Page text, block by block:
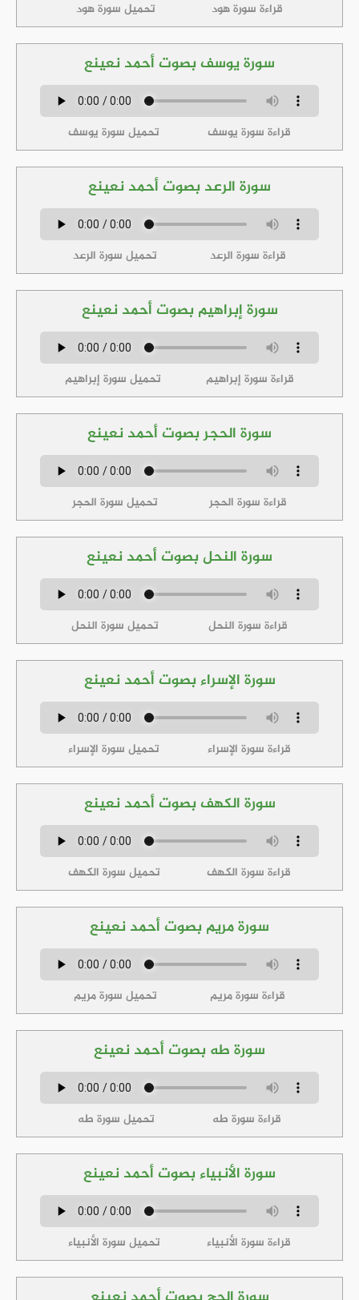
قراءة سورة هود تحميل سورة هود
سورة يوسف بصوت أحمد نعينع
قراءة سورة يوسف تحميل سورة يوسف
سورة الرعد بصوت أحمد نعينع
قراءة سورة الرعد تحميل سورة الرعد
سورة إبراهيم بصوت أحمد نعينع
قراءة سورة إبراهيم تحميل سورة إبراهيم
سورة الحجر بصوت أحمد نعينع
قراءة سورة الحجر تحميل سورة الحجر
سورة النحل بصوت أحمد نعينع
قراءة سورة النحل تحميل سورة النحل
سورة الإسراء بصوت أحمد نعينع
قراءة سورة الإسراء تحميل سورة الإسراء
سورة الكهف بصوت أحمد نعينع
قراءة سورة الكهف تحميل سورة الكهف
سورة مريم بصوت أحمد نعينع
قراءة سورة مريم تحميل سورة مريم
سورة طه بصوت أحمد نعينع
قراءة سورة طه تحميل سورة طه
سورة الأنبياء بصوت أحمد نعينع
قراءة سورة الأنبياء تحميل سورة الأنبياء